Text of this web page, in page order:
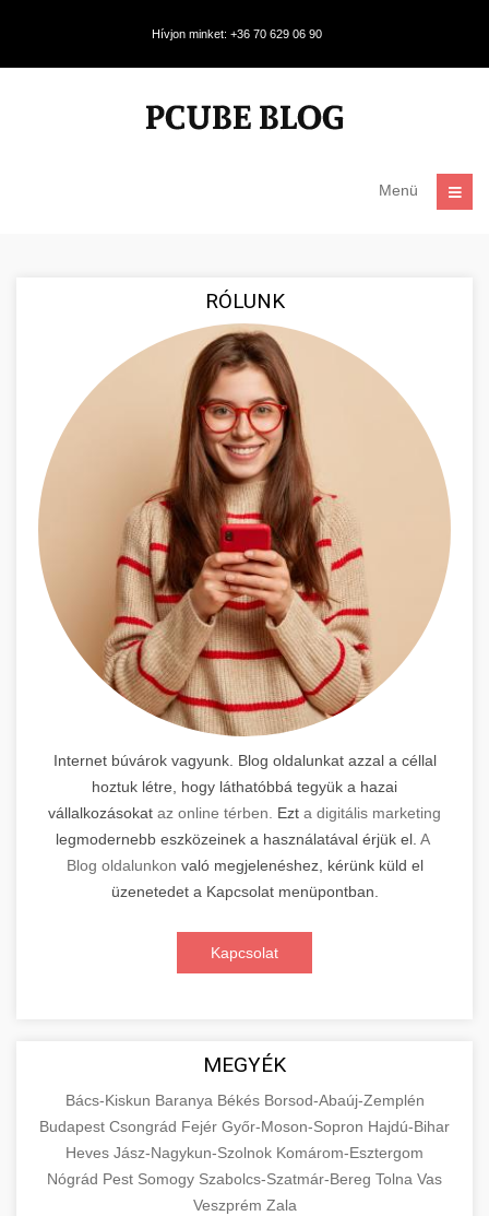
Hívjon minket: +36 70 629 06 90
Menü
RÓLUNK
Internet búvárok vagyunk. Blog oldalunkat azzal a céllal
hoztuk létre, hogy láthatóbbá tegyük a hazai
vállalkozásokat az online térben. Ezt a digitális marketing
legmodernebb eszközeinek a használatával érjük el. A
Blog oldalunkon való megjelenéshez, kérünk küld el
üzenetedet a Kapcsolat menüpontban.
Kapcsolat
MEGYÉK
Bács-Kiskun Baranya Békés Borsod-Abaúj-Zemplén
Budapest Csongrád Fejér Győr-Moson-Sopron Hajdú-Bihar
Heves Jász-Nagykun-Szolnok Komárom-Esztergom
Nógrád Pest Somogy Szabolcs-Szatmár-Bereg Tolna Vas
Veszprém Zala